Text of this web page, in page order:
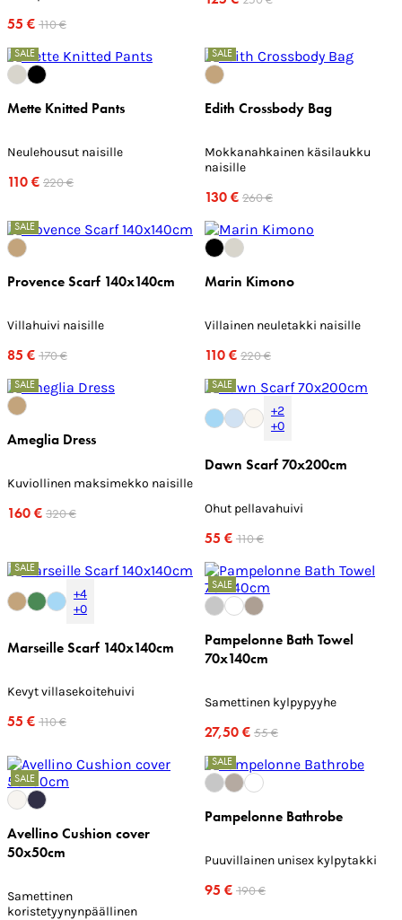
55 € 110 €
SALE
Mette Knitted Pants
Neulehousut naisille
110 € 220 €
SALE
Edith Crossbody Bag
Mokkanahkainen käsilaukku
naisille
130 € 260 €
SALE
Provence Scarf 140x140cm
Villahuivi naisille
85 € 170 €
Marin Kimono
Villainen neuletakki naisille
110 € 220 €
SALE
Ameglia Dress
Kuviollinen maksimekko naisille
160 € 320 €
SALE
+2
+0
Dawn Scarf 70x200cm
Ohut pellavahuivi
55 € 110 €
SALE
+4
+0
Marseille Scarf 140x140cm
Kevyt villasekoitehuivi
55 € 110 €
SALE
Pampelonne Bath Towel
70x140cm
Samettinen kylpypyyhe
27,50 € 55 €
SALE
Avellino Cushion cover
50x50cm
Samettinen
koristetyynynpäällinen
SALE
Pampelonne Bathrobe
Puuvillainen unisex kylpytakki
95 € 190 €